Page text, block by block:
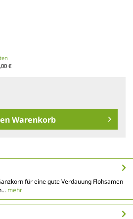
€
Warenkorb
für eine gute Verdauung Flohsamen
mehr